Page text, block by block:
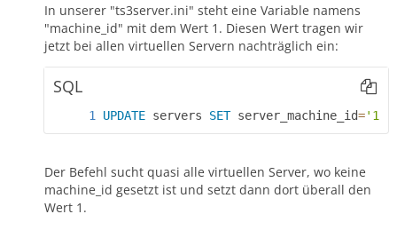
In unserer "ts3server.ini" steht eine Variable namens
"machine_id" mit dem Wert 1. Diesen Wert tragen wir
jetzt bei allen virtuellen Servern nachträglich ein:
SQL
UPDATE servers SET server_machine_id='1'
Der Befehl sucht quasi alle virtuellen Server, wo keine
machine_id gesetzt ist und setzt dann dort überall den
Wert 1.